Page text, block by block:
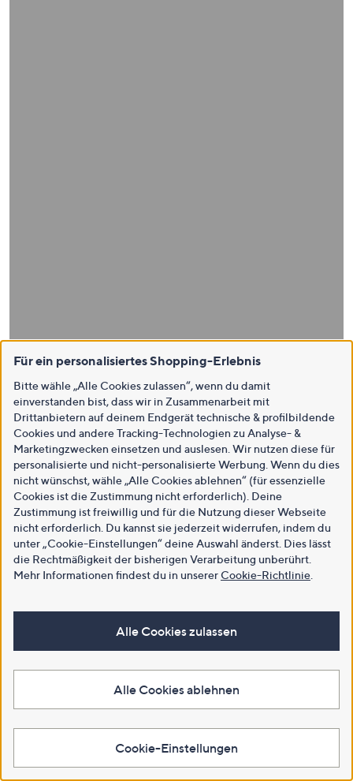
Für ein personalisiertes Shopping-Erlebnis
Bitte wähle „Alle Cookies zulassen“, wenn du damit
einverstanden bist, dass wir in Zusammenarbeit mit
Drittanbietern auf deinem Endgerät technische & profilbildende
Cookies und andere Tracking-Technologien zu Analyse- &
Marketingzwecken einsetzen und auslesen. Wir nutzen diese für
personalisierte und nicht-personalisierte Werbung. Wenn du dies
nicht wünschst, wähle „Alle Cookies ablehnen“ (für essenzielle
Cookies ist die Zustimmung nicht erforderlich). Deine
Zustimmung ist freiwillig und für die Nutzung dieser Webseite
nicht erforderlich. Du kannst sie jederzeit widerrufen, indem du
unter „Cookie-Einstellungen“ deine Auswahl änderst. Dies lässt
die Rechtmäßigkeit der bisherigen Verarbeitung unberührt.
Mehr Informationen findest du in unsererCookie-Richtlinie
Alle Cookies zulassen
Alle Cookies ablehnen
Cookie-Einstellungen